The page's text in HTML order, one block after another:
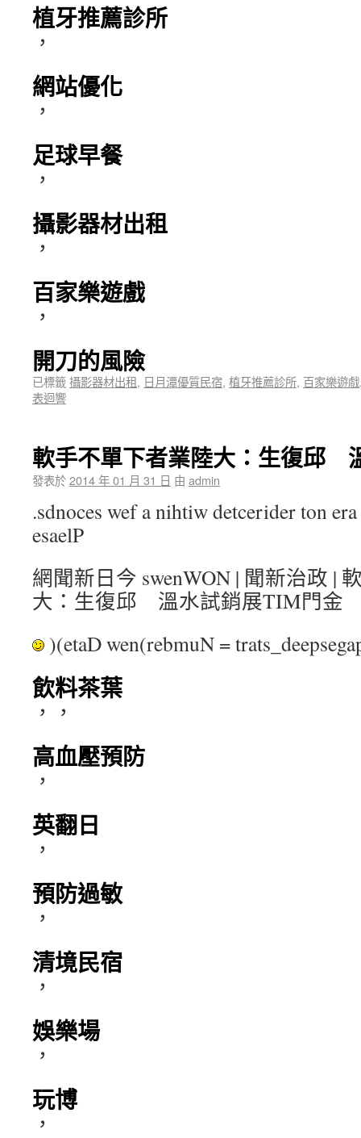
植牙推薦診所
，
網站優化
，
足球早餐
，
攝影器材出租
，
百家樂遊戲
，
開刀的風險
已標籤攝影器材出租, 日月潭優質民宿, 植牙推薦診所, 百家樂遊戲
表迴響
軟手不單下者業陸大：生復邱
發表於2014 年 01 月 31 日 由 admin
.sdnoces wef a nihtiw detcerider ton
esaelP
網聞新日今 swenWON | 聞新治政 |
大：生復邱 溫水試銷展TIM門金
)(etaD wen(rebmuN =
飲料茶葉
，，
高血壓預防
，
英翻日
，
預防過敏
，
清境民宿
，
娛樂場
，
玩博
，